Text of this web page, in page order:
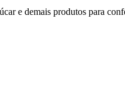
e demais produtos para